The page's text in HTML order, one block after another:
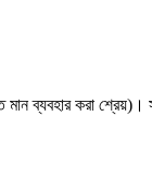
ব্যবহার করা শ্রেয়)।